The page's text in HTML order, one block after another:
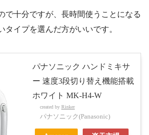
で十分ですが、長時間使うことになる
タイプを選んだ方がいいです。
パナソニック ハンドミキサ
ー 速度3段切り替え機能搭載
ホワイト MK-H4-W
created by Rinker
パナソニック(Panasonic)